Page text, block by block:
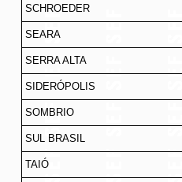
SCHROEDER
SEARA
SERRA ALTA
SIDERÓPOLIS
SOMBRIO
SUL BRASIL
TAIÓ